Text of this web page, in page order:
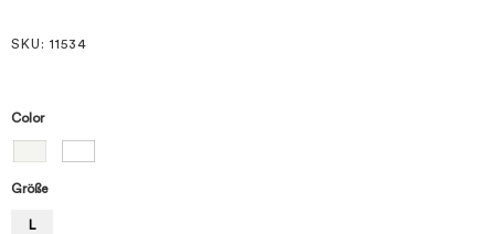
SKU : 11534
Color
Größe
L